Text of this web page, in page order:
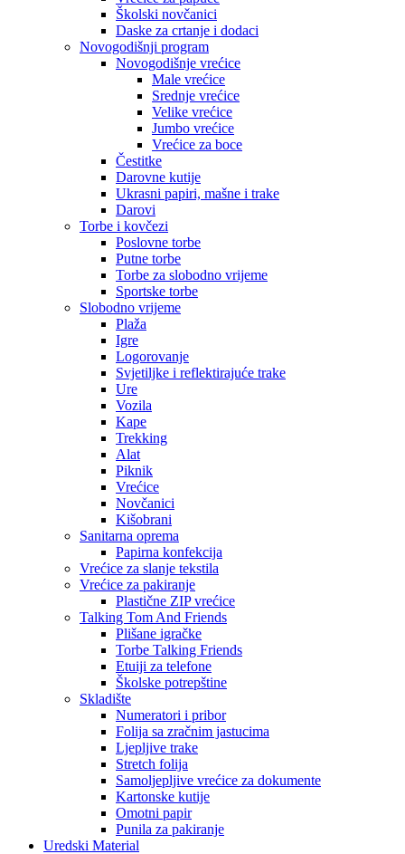
Školski novčanici
Daske za crtanje i dodaci
Novogodišnji program
Novogodišnje vrećice
Male vrećice
Srednje vrećice
Velike vrećice
Jumbo vrećice
Vrećice za boce
Čestitke
Darovne kutije
Ukrasni papiri, mašne i trake
Darovi
Torbe i kovčezi
Poslovne torbe
Putne torbe
Torbe za slobodno vrijeme
Sportske torbe
Slobodno vrijeme
Plaža
Igre
Logorovanje
Svjetiljke i reflektirajuće trake
Ure
Vozila
Kape
Trekking
Alat
Piknik
Vrećice
Novčanici
Kišobrani
Sanitarna oprema
Papirna konfekcija
Vrećice za slanje tekstila
Vrećice za pakiranje
Plastične ZIP vrećice
Talking Tom And Friends
Plišane igračke
Torbe Talking Friends
Etuiji za telefone
Školske potrepštine
Skladište
Numeratori i pribor
Folija sa zračnim jastucima
Ljepljive trake
Stretch folija
Samoljepljive vrećice za dokumente
Kartonske kutije
Omotni papir
Punila za pakiranje
Uredski Material